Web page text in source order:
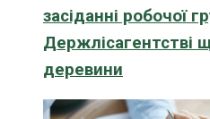
засіданні робочої
Держлісагентстві
деревини